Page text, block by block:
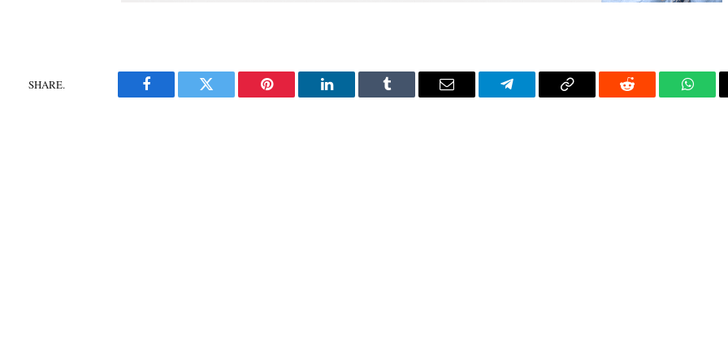
SHARE.
Facebook Twitter Pinterest LinkedIn Tumblr Email Telegram Copy
Reddit